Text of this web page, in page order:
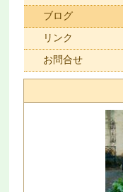
ブログ
リンク
お問合せ